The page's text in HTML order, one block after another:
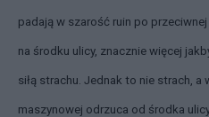
padają w szarość ruin po
na środku ulicy, znacznie więcej
siłą strachu. Jednak to nie strach,
maszynowej odrzuca od środka